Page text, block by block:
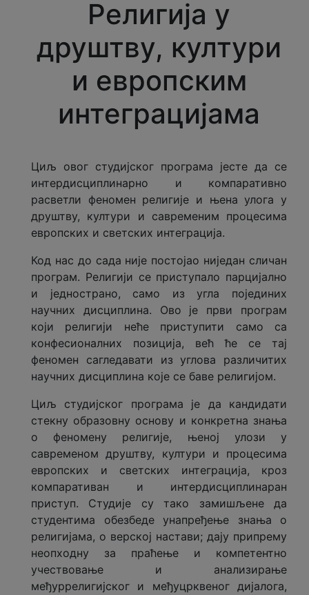
Школарине
Врсте и нивои студија
Каталог студијских програма
Докторске студије
Правила студирања
Студије при Универзитету
Закони
Признавање страних
високошколских исправа
Верификација исправа
Центар за континуирану едукацију
Истраживање о дипломираним
студентима
Анализе и прегледи
Једнакост приступа
високом образовању
Међународно заједничко
менторство
Религија у
друштву, култури
и европским
интеграцијама
Циљ овог студијског програма јесте да се
интердисциплинарно и компаративно
расветли феномен религије и њена улога у
друштву, култури и савременим процесима
европских и светских интеграција.
Код нас до сада није постојао ниједан сличан
програм. Религији се приступало парцијално
и једнострано, само из угла појединих
научних дисциплина. Ово је први програм
који религији неће приступити само са
конфесионалних позиција, већ ће се тај
феномен сагледавати из углова различитих
научних дисциплина које се баве религијом.
Циљ студијског програма је да кандидати
стекну образовну основу и конкретна знања
о феномену религије, њеној улози у
савременом друштву, култури и процесима
европских и светских интеграција, кроз
компаративан и интердисциплинаран
приступ. Студије су тако замишљене да
студентима обезбеде унапређење знања о
религијама, о верској настави; дају припрему
неопходну за праћење и компетентно
учествовање и анализирање
међуррелигијског и међуцрквеног дијалога,